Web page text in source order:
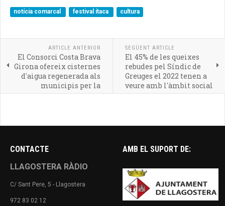
notícia comarcal festival ítaca cultura
ARTICLE ANTERIOR
El Consorci Costa Brava
Girona ofereix cisternes
d'aigua regenerada als
municipis per la
sequera
SEGÜENT ARTICLE
El 45% de les queixes
rebudes pel Síndic de
Greuges el 2022 tenen a
veure amb l'àmbit social
CONTACTE
LLAGOSTERA RÀDIO
C/ Sant Pere, 5 - Llagostera
972 83 02 12
AMB EL SUPORT DE: